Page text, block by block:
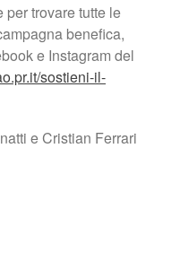
per trovare tutte le
benefica,
e Instagram del
sostieni-il-
e Cristian Ferrari